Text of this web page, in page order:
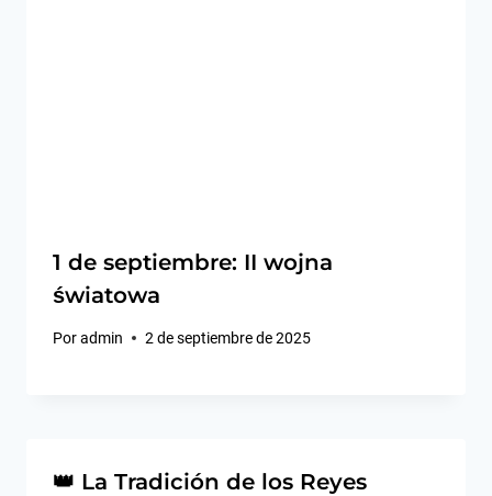
1 de septiembre: II wojna
światowa
Poradmin 2 de septiembre de 2025
👑 La Tradición de los Reyes